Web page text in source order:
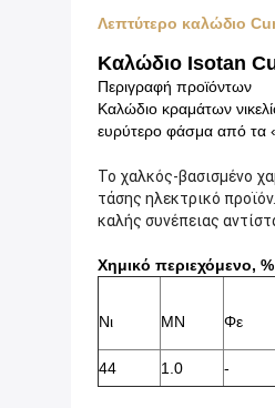
Λεπτύτερο καλώδιο
Καλώδιο Isotan
Περιγραφή προϊόντων
Καλώδιο κραμάτων
ευρύτερο φάσμα από τα
Το χαλκός-βασισμένο
τάσης ηλεκτρικό
καλής συνέπειας
Χημικό περιεχόμενο, %
Νι ΜΝ Φε
44
1.0 -